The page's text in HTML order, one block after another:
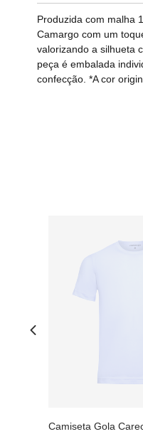
Produzida com malha
Camargo com um
valorizando a silhueta
peça é embalada
confecção. *A cor
Camiseta Gola